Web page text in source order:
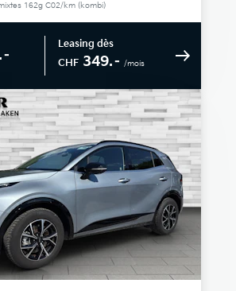
162g C02/km (kombi)
Leasing dès
CHF 349.– /mois